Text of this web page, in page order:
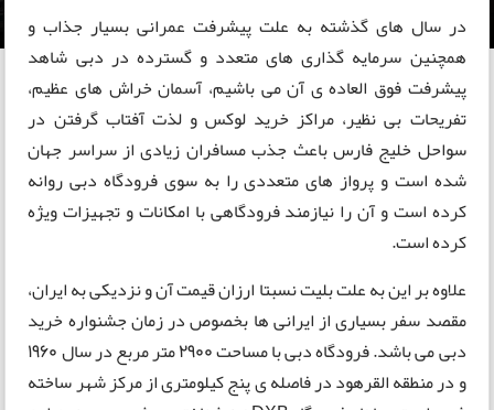
هزینه سفر به گرجستان
در سال های گذشته به علت پیشرفت عمرانی بسیار جذاب و
همچنین سرمایه گذاری های متعدد و گسترده در دبی شاهد
پیشرفت فوق العاده ی آن می باشیم، آسمان خراش های عظیم،
تفریحات بی نظیر، مراکز خرید لوکس و لذت آفتاب گرفتن در
سواحل خلیج فارس باعث جذب مسافران زیادی از سراسر جهان
شده است و پرواز های متعددی را به سوی فرودگاه دبی روانه
کرده است و آن را نیازمند فرودگاهی با امکانات و تجهیزات ویژه
کرده است.
علاوه بر این به علت بلیت نسبتا ارزان قیمت آن و نزدیکی به ایران،
مقصد سفر بسیاری از ایرانی ها بخصوص در زمان جشنواره خرید
دبی می باشد. فرودگاه دبی با مساحت 2900 متر مربع در سال 1960
و در منطقه القرهود در فاصله ی پنج کیلومتری از مرکز شهر ساخته